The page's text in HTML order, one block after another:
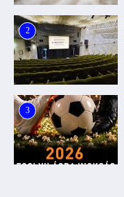
2
3